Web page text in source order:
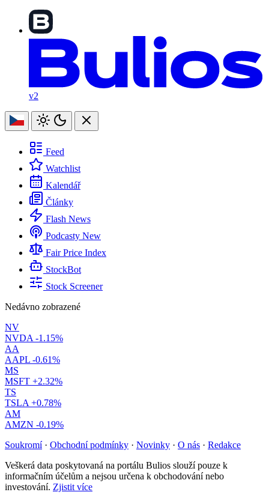
v2
Feed
Watchlist
Kalendář
Články
Flash News
Podcasty New
Fair Price Index
StockBot
Stock Screener
Nedávno zobrazené
NV
NVDA -1.15%
AA
AAPL -0.61%
MS
MSFT +2.32%
TS
TSLA +0.78%
AM
AMZN -0.19%
Soukromí · Obchodní podmínky · Novinky · O nás · Redakce
Veškerá data poskytovaná na portálu Bulios slouží pouze k
informačním účelům a nejsou určena k obchodování nebo
investování. Zjistit více